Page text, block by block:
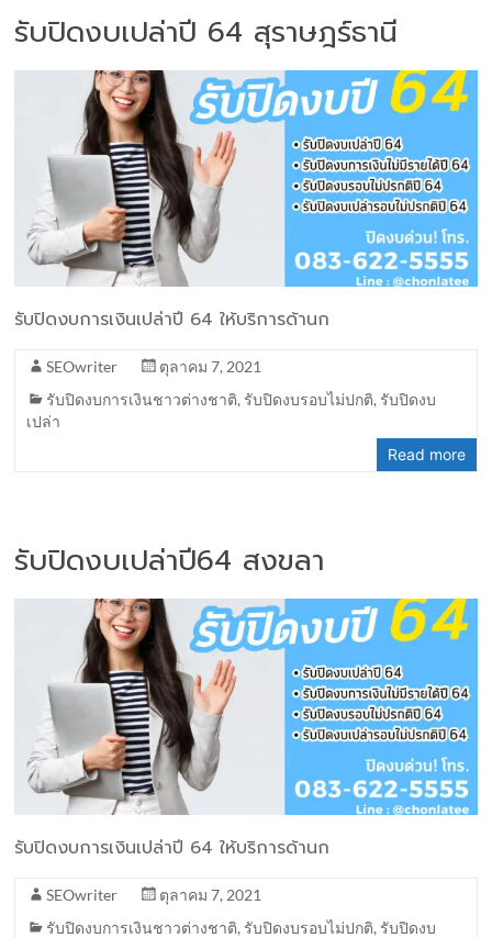
รับปิดงบเปล่าปี 64 สุราษฎร์ธานี
รับปิดงบการเงินเปล่าปี 64 ให้บริการด้านก
SEOwriter
ตุลาคม 7, 2021
รับปิดงบการเงินชาวต่างชาติ, รับปิดงบรอบไม่ปกติ, รับปิดงบ
เปล่า
Read more
รับปิดงบเปล่าปี64 สงขลา
รับปิดงบการเงินเปล่าปี 64 ให้บริการด้านก
SEOwriter
ตุลาคม 7, 2021
รับปิดงบการเงินชาวต่างชาติ, รับปิดงบรอบไม่ปกติ, รับปิดงบ